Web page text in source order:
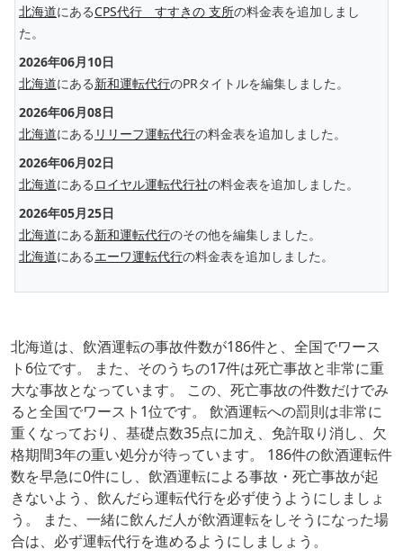
北海道にあるCPS代行 すすきの 支所の料金表を追加しまし
た。
2026年06月10日
北海道にある新和運転代行のPRタイトルを編集しました。
2026年06月08日
北海道にある リリーフ運転代行の料金表を追加しました。
2026年06月02日
北海道にある ロイヤル運転代行社の料金表を追加しました。
2026年05月25日
北海道にある新和運転代行のその他を編集しました。
北海道にあるエーワ運転代行の料金表を追加しました。
北海道は、飲酒運転の事故件数が186件と、全国でワース
ト6位です。 また、そのうちの17件は死亡事故と非常に重
大な事故となっています。 この、死亡事故の件数だけでみ
ると全国でワースト1位です。 飲酒運転への罰則は非常に
重くなっており、基礎点数35点に加え、免許取り消し、欠
格期間3年の重い処分が待っています。 186件の飲酒運転件
数を早急に0件にし、飲酒運転による事故・死亡事故が起
きないよう、飲んだら運転代行を必ず使うようにしましょ
う。 また、一緒に飲んだ人が飲酒運転をしそうになった場
合は、必ず運転代行を進めるようにしましょう。